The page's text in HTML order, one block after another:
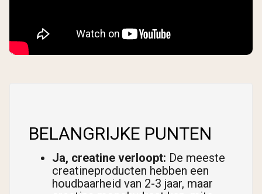
BELANGRIJKE PUNTEN
Ja, creatine verloopt: De meeste
creatineproducten hebben een
houdbaarheid van 2-3 jaar, maar